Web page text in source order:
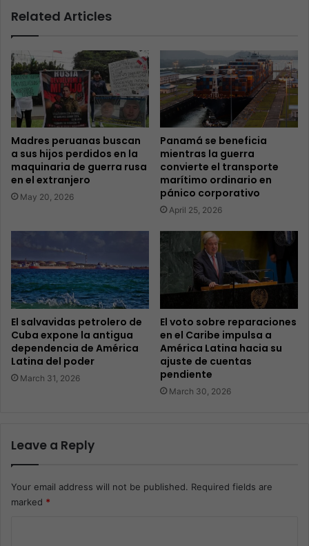
Related Articles
Madres peruanas buscan
a sus hijos perdidos en la
maquinaria de guerra rusa
en el extranjero
May 20, 2026
Panamá se beneficia
mientras la guerra
convierte el transporte
marítimo ordinario en
pánico corporativo
April 25, 2026
El salvavidas petrolero de
Cuba expone la antigua
dependencia de América
Latina del poder
March 31, 2026
El voto sobre reparaciones
en el Caribe impulsa a
América Latina hacia su
ajuste de cuentas
pendiente
March 30, 2026
Leave a Reply
Your email address will not be published. Required fields are
marked *